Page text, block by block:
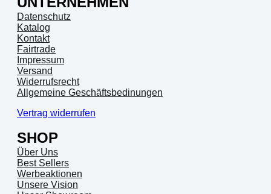
Datenschutz
Katalog
Kontakt
Fairtrade
Impressum
Versand
Widerrufsrecht
Allgemeine Geschäftsbedinungen
Vertrag widerrufen
SHOP
Über Uns
Best Sellers
Werbeaktionen
Unsere Vision